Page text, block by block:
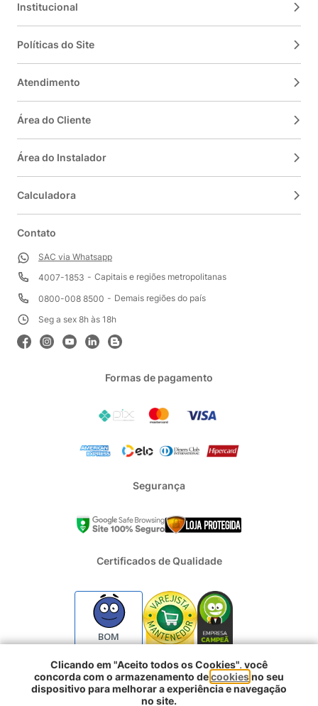
Institucional
Políticas do Site
Atendimento
Área do Cliente
Área do Instalador
Calculadora
Contato
SAC via Whatsapp
4007-1853
Capitais e regiões metropolitanas
0800-008 8500
Demais regiões do país
Seg a sex 8h às 18h
Formas de pagamento
Segurança
Certificados de Qualidade
BOM
2024 - Todos os direitos reservados | REFRIGERACAO DUFRIO
COMERCIO E IMPORTACAO S.A. | CNPJ : 01.754.239/0001-10 |
Clicando em "Aceito todos os Cookies", você
concorda com o armazenamento decookiesno seu
dispositivo para melhorar a experiência e navegação
no site.